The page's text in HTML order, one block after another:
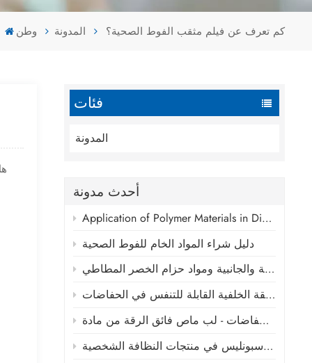
وطن المدونة كم تعرف عن فيلم مثقب الفوط الصحية؟
فئات
المدونة
أحدث مدونة
Application of Polymer Materials in Disposable Absorbent Hygiene Products
دليل شراء المواد الخام للفوط الصحية
التطور التكنولوجي والوضع الحالي لأشرطة الحفاضات الأمامية والجانبية ومواد حزام الخصر المطاطي
تحليل المؤشرات الرئيسية لأغشية الطبقة الخلفية القابلة للتنفس في الحفاضات
تطبيقات ومزايا الأقمشة غير المنسوجة بتقنية سبونليس في منتجات النظافة الشخصية